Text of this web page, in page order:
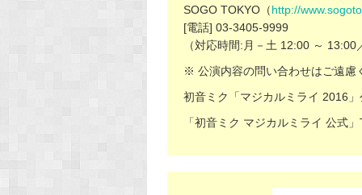
SOGO TOKYO（http://
[電話] 03-3405-9999
（対応時間:月－土 12:00 ～
※ 公演内容の問い合わせはご遠慮
初音ミク「マジカルミライ 2016
「初音ミク マジカルミライ 公式